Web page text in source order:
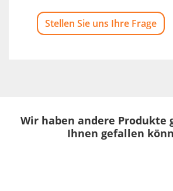
Stellen Sie uns Ihre Frage
Wir haben andere Produkte
Ihnen gefallen